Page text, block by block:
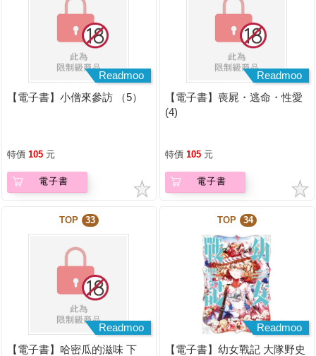
Readmoo
【電子書】小僧來參訪 （5）
特價 105 元
電子書
Readmoo
【電子書】喪屍・逃命・性愛
(4)
特價 105 元
電子書
TOP 33
Readmoo
【電子書】哈密瓜的滋味 下
TOP 34
Readmoo
【電子書】幼女戰記 大隊野史